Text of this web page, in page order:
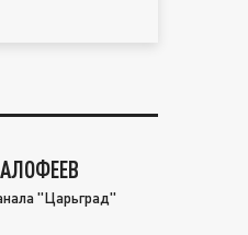
"Царьград"